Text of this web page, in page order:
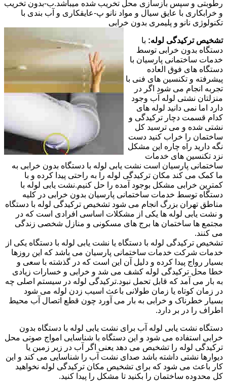
رطوبتی و سپس بازسازی محل تخریب شده میباشد.ب-بدون تخریب
و خرابکاری با عایق سیال و مواد نانو پ-عایقکاری و آب بندی با
تکنولوژی نانو و پلیمری بدون خرابی
تشخیص ترکیدگی لوله: با
دستگاه بدون خرابی توسط
خدمات ساختمانی پارسیان با
دستگاه های فوق العاده
پیشرفته و تکنسین های فنی با
تجربه انجام می شود اگر در
منزلتان نشتی لوله آب وجود
دارد اما نمی دانید لوله های
کدام قسمت دچار ترکیدگی و
نشتی شده و می ترسید کل
ساختمان را خراب کنید دست
نگه دارید راه چاره این مشکل
نزد تکنسین های خدمات
ساختمانی پارسیان است نشت یابی لوله با دستگاه بدون خرابی به
ما کمک می کند مکان ترکیدگی لوله را به راحتی پیدا کرده و با
کمترین خرابی مشکل بوجود آمده را حل کنیم.نشت یابی لوله با
دستگاه توسط خدمات ساختمانی پارسیان بدون خرابی در کلیه
مناطق تهران بزرگ انجام می شود تشخیص ترکیدگی لوله با دستگاه
و نشت یابی لوله ها یکی از مشکلات اساسی افرادی است که در
مجتمع ها ساختمان ها برج های مسکونی و منازل شخصی زندگی
می کنند.
تشخیص ترکیدگی لوله با دستگاه یا نشت یابی لوله با دستگاه یکی از
خدمات شرکت خدمات ساختمانی پارسیان می باشد که این روزها
بسیار رواج پیدا کرده و دلیل آن این است که در گذشته با سعی و
خطا محل ترکیدگی لوله کشف می شد و خرابی و خسارات زیادی
به بار می آمد که قابل تحمل نبود.ترکیدگی لوله در سیستم اصلی چه
در زمان کوتاه یا زمان طولانی باعث اسیب زدن لوله می شود
بسیار خطرناک و خرابی به بار می آورد چون قطع اتصال آب محیط
اطراف را در بر دارد.
دستگاه نشت یابی لوله آب برای نشت یابی لوله با دستگاه بدون
خرابی استفاده می شود و این دستگاه با شناسایی امواج صوتی محل
ترکیدگی لوله را تشخیص می دهد یعنی اگر آب در زیر زمین یا
دیوارها نشتی داشته باشد صدای نشت آب را شناسایی می کند و این
کار باعث می شود که برای تشخیص مکان ترکیدگی لوله نخواهید
کل محدوده ساختمان را بکنید تا مشکل را پیدا کنید.